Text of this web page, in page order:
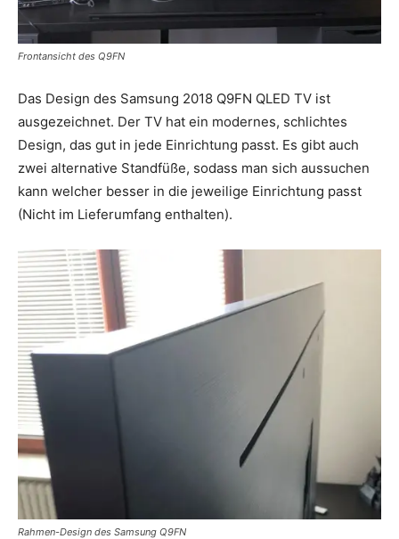
Frontansicht des Q9FN
Das Design des Samsung 2018 Q9FN QLED TV ist
ausgezeichnet. Der TV hat ein modernes, schlichtes
Design, das gut in jede Einrichtung passt. Es gibt auch
zwei alternative Standfüße, sodass man sich aussuchen
kann welcher besser in die jeweilige Einrichtung passt
(Nicht im Lieferumfang enthalten).
Rahmen-Design des Samsung Q9FN